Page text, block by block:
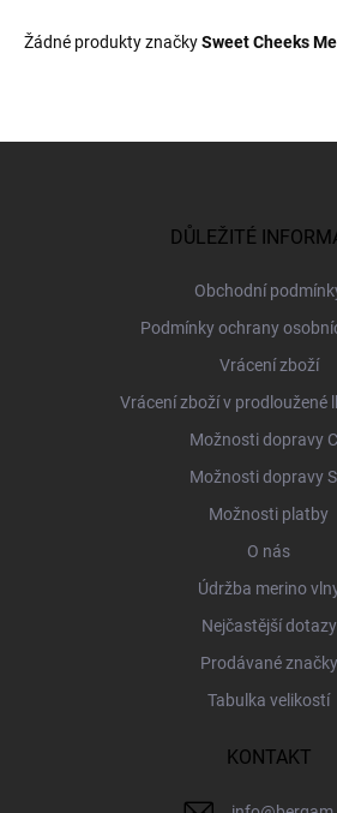
Žádné produkty značkySweet Cheeks
DŮLEŽITÉ
Obchodní
Podmínky ochrany
Vrácení zboží
Vrácení zboží v prodloužené
Možnosti dopravy
Možnosti dopravy
Možnosti platby
O nás
Údržba merino
Nejčastější dotazy
Prodávané značky
Tabulka velikostí
KONTAKT